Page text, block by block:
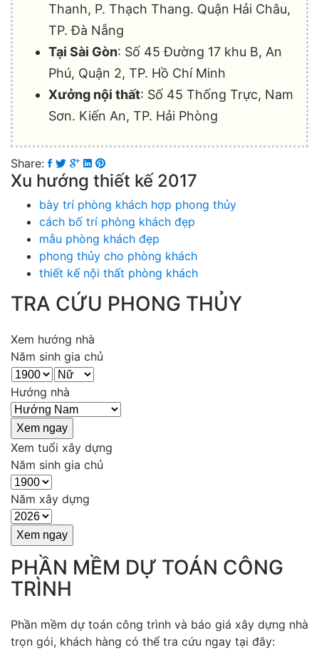
Thanh, P. Thạch Thang. Quận Hải Châu,
TP. Đà Nẵng
Tại Sài Gòn: Số 45 Đường 17 khu B, An
Phú, Quận 2, TP. Hồ Chí Minh
Xưởng nội thất: Số 45 Thống Trực, Nam
Sơn. Kiến An, TP. Hải Phòng
Share:
Xu hướng thiết kế 2017
bày trí phòng khách hợp phong thủy
cách bố trí phòng khách đẹp
mẫu phòng khách đẹp
phong thủy cho phòng khách
thiết kế nội thất phòng khách
TRA CỨU PHONG THỦY
Xem hướng nhà
Năm sinh gia chủ
Hướng nhà
Xem tuổi xây dựng
Năm sinh gia chủ
Năm xây dựng
PHẦN MỀM DỰ TOÁN CÔNG
TRÌNH
Phần mềm dự toán công trình và báo giá xây dựng nhà
trọn gói, khách hàng có thể tra cứu ngay tại đây: